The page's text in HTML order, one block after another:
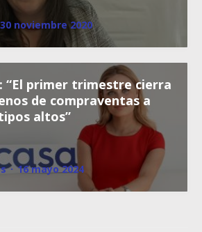
30 noviembre 2020
“El primer trimestre cierra
de compraventas a
altos”
· 16 mayo 2024